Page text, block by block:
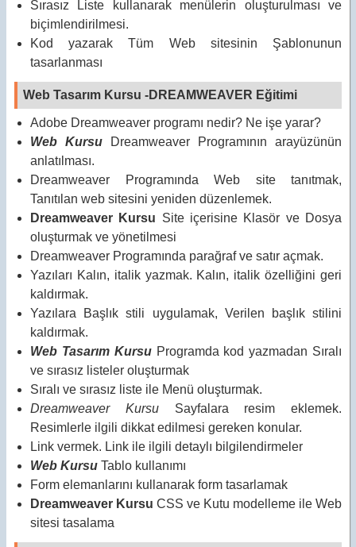
Sırasız Liste kullanarak menülerin oluşturulması ve
biçimlendirilmesi.
Kod yazarak Tüm Web sitesinin Şablonunun
tasarlanması
Web Tasarım Kursu -DREAMWEAVER Eğitimi
Adobe Dreamweaver programı nedir? Ne işe yarar?
Web Kursu
Dreamweaver Programının arayüzünün
anlatılması.
Dreamweaver Programında Web site tanıtmak,
Tanıtılan web sitesini yeniden düzenlemek.
Dreamweaver Kursu Site içerisine Klasör ve Dosya
oluşturmak ve yönetilmesi
Dreamweaver Programında parağraf ve satır açmak.
Yazıları Kalın, italik yazmak. Kalın, italik özelliğini geri
kaldırmak.
Yazılara Başlık stili uygulamak, Verilen başlık stilini
kaldırmak.
Web Tasarım Kursu Programda kod yazmadan Sıralı
ve sırasız listeler oluşturmak
Sıralı ve sırasız liste ile Menü oluşturmak.
Dreamweaver Kursu Sayfalara resim eklemek.
Resimlerle ilgili dikkat edilmesi gereken konular.
Link vermek. Link ile ilgili detaylı bilgilendirmeler
Web Kursu Tablo kullanımı
Form elemanlarını kullanarak form tasarlamak
Dreamweaver Kursu CSS ve Kutu modelleme ile Web
sitesi tasalama